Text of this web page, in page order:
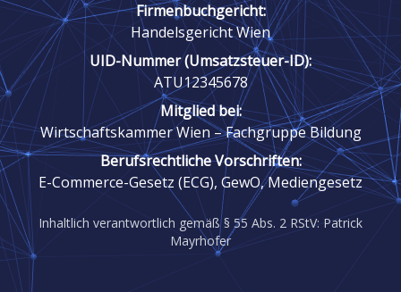
Firmenbuchgericht:
Handelsgericht Wien
UID-Nummer (Umsatzsteuer-ID):
ATU12345678
Mitglied bei:
Wirtschaftskammer Wien – Fachgruppe Bildung
Berufsrechtliche Vorschriften:
E-Commerce-Gesetz (ECG), GewO, Mediengesetz
Inhaltlich verantwortlich gemäß § 55 Abs. 2 RStV: Patrick
Mayrhofer